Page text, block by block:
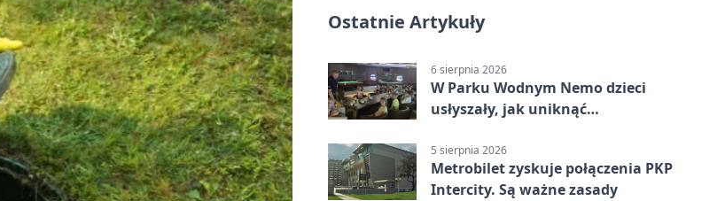
Ostatnie Artykuły
6 sierpnia 2026
W Parku Wodnym Nemo dzieci
usłyszały, jak uniknąć
5 sierpnia 2026
Metrobilet zyskuje połączenia PKP
Intercity. Są ważne zasady